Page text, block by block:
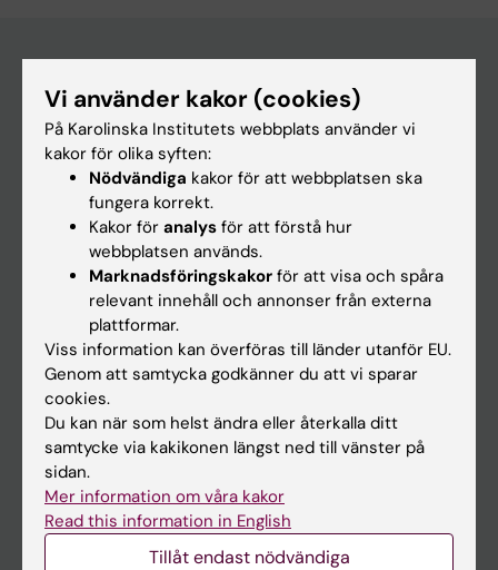
Huvudmeny
Utbildning
Forskarutbildning
Forskning
Nyheter
Kalender
Student
Ladok
Canvas
Vi använder kakor (cookies)
På Karolinska Institutets webbplats använder vi
kakor för olika syften:
Nödvändiga kakor för att webbplatsen ska
fungera korrekt.
Kakor för analys för att förstå hur
webbplatsen används.
Marknadsföringskakor för att visa och spåra
relevant innehåll och annonser från externa
plattformar.
Viss information kan överföras till länder utanför EU.
Genom att samtycka godkänner du att vi sparar
cookies.
Du kan när som helst ändra eller återkalla ditt
samtycke via kakikonen längst ned till vänster på
sidan.
Mer information om våra kakor
Read this information in English
Tillåt endast nödvändiga